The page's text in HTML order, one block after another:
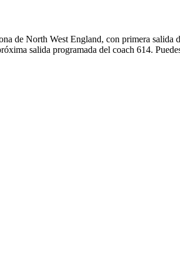
de North West England, con primera salida
salida programada del coach 614.